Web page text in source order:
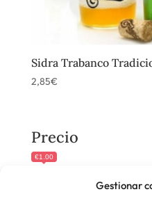
Gestionar
Sidra Trabanco
2,85€
Precio
€1.00